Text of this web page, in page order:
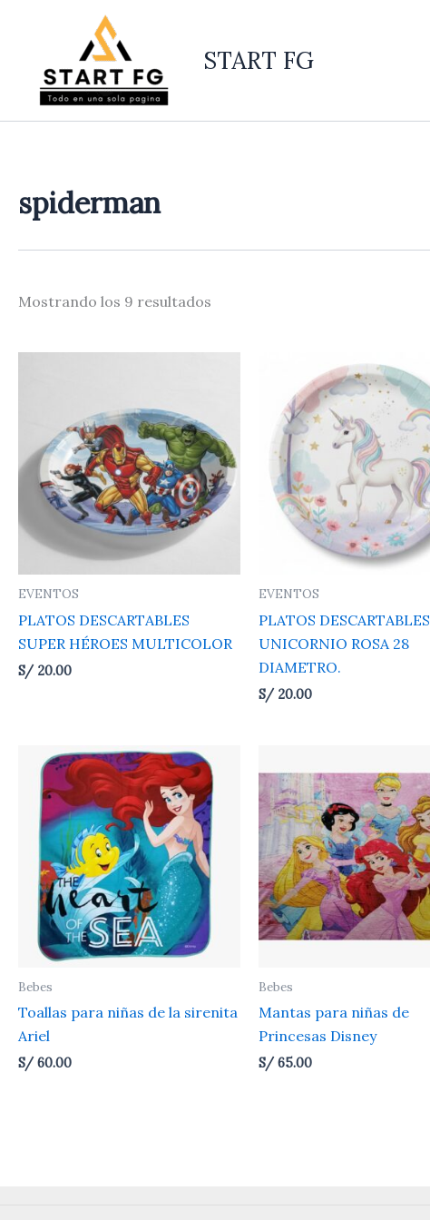
START FG
spiderman
Mostrando los 9 resultados
últimos
EVENTOS
PLATOS DESCARTABLES
SUPER HÉROES MULTICOLOR
S/20.00
EVENTOS
PLATOS DESCARTABLES
UNICORNIO ROSA 28
DIAMETRO.
S/20.00
Bebes
Toallas para niñas de la sirenita
Ariel
S/60.00
Bebes
Mantas para niñas de
Princesas Disney
S/65.00